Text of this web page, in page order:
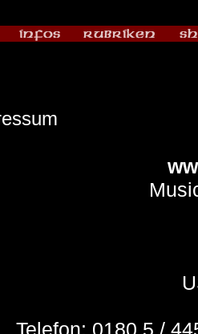
Telefon: 0180 5 /